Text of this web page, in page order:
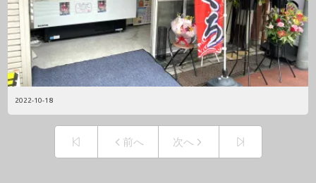
2022-10-18
前へ 次へ